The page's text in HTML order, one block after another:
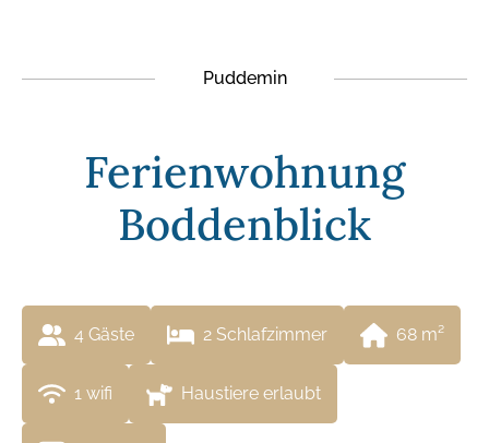
Puddemin
Ferienwohnung
Boddenblick
4 Gäste 2 Schlafzimmer 68 m²
1 wifi Haustiere erlaubt